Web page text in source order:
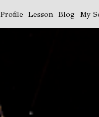
Profile Lesson Blog My